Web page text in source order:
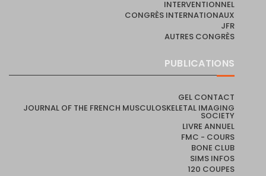
INTERVENTIONNEL
CONGRÈS INTERNATIONAUX
JFR
AUTRES CONGRÈS
PUBLICATIONS
GEL CONTACT
JOURNAL OF THE FRENCH MUSCULOSKELETAL IMAGING
SOCIETY
LIVRE ANNUEL
FMC - COURS
BONE CLUB
SIMS INFOS
120 COUPES